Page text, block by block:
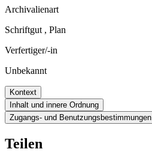
Archivalienart
Schriftgut , Plan
Verfertiger/-in
Unbekannt
Kontext
Inhalt und innere Ordnung
Zugangs- und Benutzungsbestimmungen
Teilen